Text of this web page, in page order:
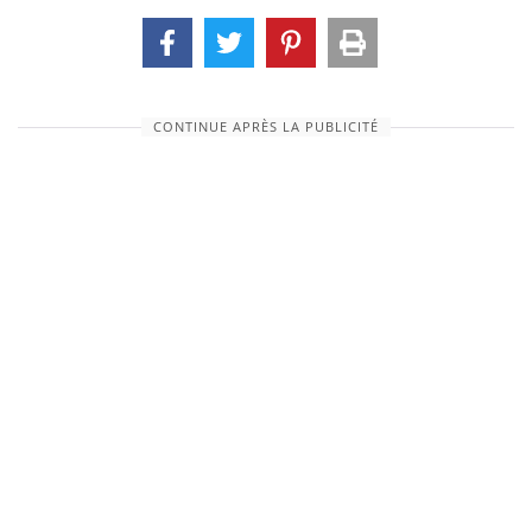
CONTINUE APRÈS LA PUBLICITÉ